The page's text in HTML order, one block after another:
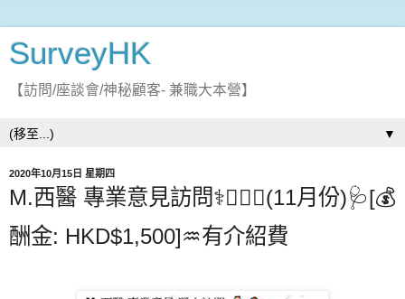
SurveyHK
【訪問/座談會/神秘顧客- 兼職大本營】
▼
2020年10月15日 星期四
M.西醫 專業意見訪問⚕️👩🏻‍⚕️(11月份)🩺[💰
酬金: HKD$1,500]♒有介紹費